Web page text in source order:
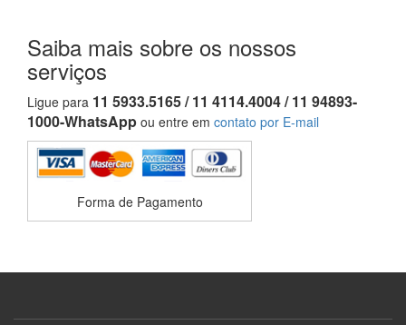
Saiba mais sobre os nossos
serviços
Ligue para 11 5933.5165 / 11 4114.4004 / 11 94893-
1000-WhatsApp ou entre em contato por E-mail
Forma de Pagamento